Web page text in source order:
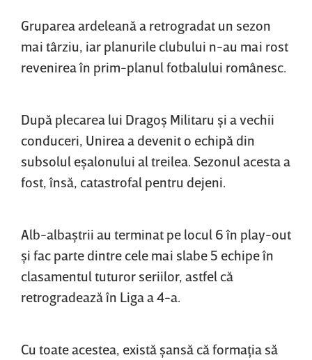
Gruparea ardeleană a retrogradat un sezon
mai târziu, iar planurile clubului n-au mai rost
revenirea în prim-planul fotbalului românesc.
După plecarea lui Dragoş Militaru şi a vechii
conduceri, Unirea a devenit o echipă din
subsolul eşalonului al treilea. Sezonul acesta a
fost, însă, catastrofal pentru dejeni.
Alb-albaştrii au terminat pe locul 6 în play-out
şi fac parte dintre cele mai slabe 5 echipe în
clasamentul tuturor seriilor, astfel că
retrogradează în Liga a 4-a.
Cu toate acestea, există şansă că formaţia să